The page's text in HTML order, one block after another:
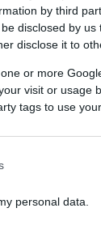
by third
disclosed by
disclose it to
or more
visit or usage
tags to use
personal data.
mai, e quella
delle
cambiare
(HPC).